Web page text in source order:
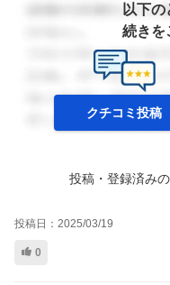
以下
続きを
クチコミ投稿
投稿・登録済み
投稿日： 2025/03/19
0